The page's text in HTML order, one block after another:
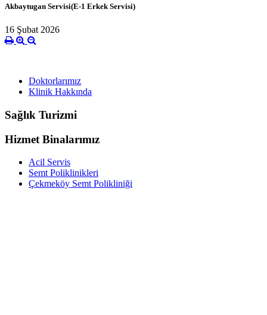
Akbaytugan Servisi(E-1 Erkek Servisi)
16 Şubat 2026
Doktorlarımız
Klinik Hakkında
Sağlık Turizmi
Hizmet Binalarımız
Acil Servis
Semt Poliklinikleri
Çekmeköy Semt Polikliniği